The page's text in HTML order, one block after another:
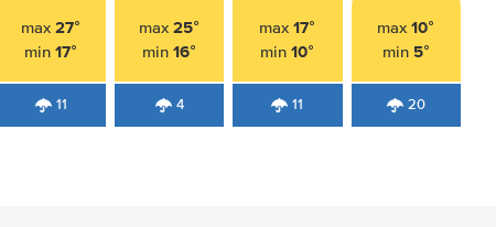
max27°
min17°
11
max25°
min16°
4
max17°
min10°
11
max10°
min 5°
20